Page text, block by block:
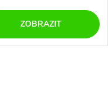
ZOBRAZIT